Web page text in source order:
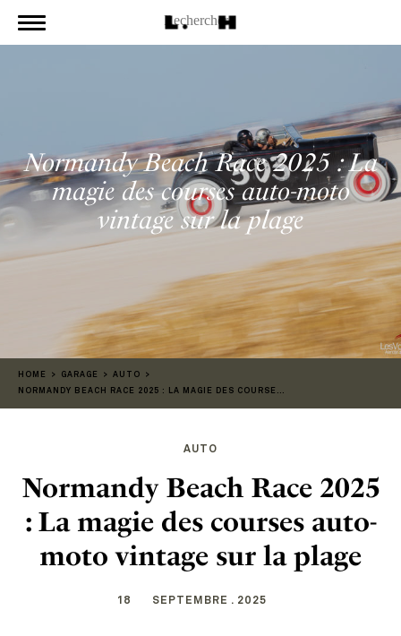
Normandy Beach Race 2025 : La
magie des courses auto-moto
vintage sur la plage
HOME GARAGE
AUTO
NORMANDY BEACH RACE 2025 : LA MAGIE DES COURSES AUTO-MOTO VINTAGE SUR LA PLAGE
AUTO
Normandy Beach Race 2025
: La magie des courses auto-
moto vintage sur la plage
18 SEPTEMBRE . 2025